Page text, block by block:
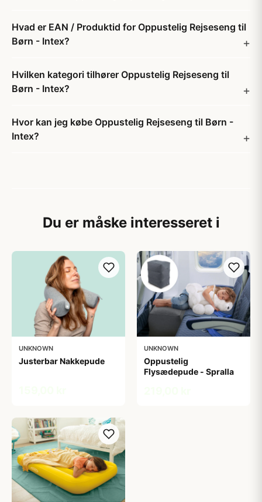
Hvad er EAN / Produktid for Oppustelig Rejseseng til
Børn - Intex?
Hvilken kategori tilhører Oppustelig Rejseseng til
Børn - Intex?
Hvor kan jeg købe Oppustelig Rejseseng til Børn -
Intex?
Du er måske interesseret i
UNKNOWN
Justerbar Nakkepude
UNKNOWN
Oppustelig
Flysædepude - Spralla